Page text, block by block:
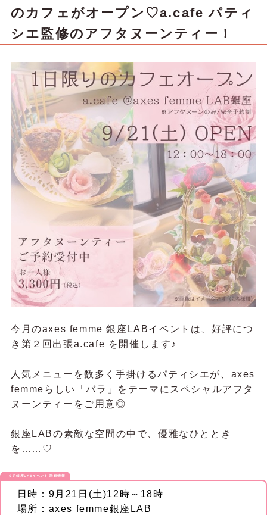
のカフェがオープン♡a.cafe パティ
シエ監修のアフタヌーンティー！
今月のaxes femme 銀座LABイベントは、好評につ
き第２回出張a.cafe を開催します♪
人気メニューを数多く手掛けるパティシエが、axes
femmeらしい「バラ」をテーマにスペシャルアフタ
ヌーンティーをご用意◎
銀座LABの素敵な空間の中で、優雅なひととき
を……♡
９月銀座LABイベント 詳細情報
日時：9月21日(土)12時～18時
場所：axes femme銀座LAB